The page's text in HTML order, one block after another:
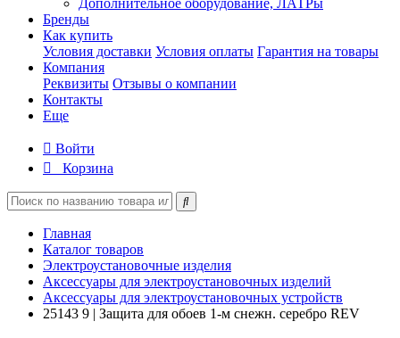
Дополнительное оборудование, ЛАТРы
Бренды
Как купить
Условия доставки Условия оплаты Гарантия на товары
Компания
Реквизиты Отзывы о компании
Контакты
Еще
Войти
Корзина
Главная
Каталог товаров
Электроустановочные изделия
Аксессуары для электроустановочных изделий
Аксессуары для электроустановочных устройств
25143 9 | Защита для обоев 1-м снежн. серебро REV